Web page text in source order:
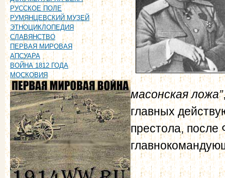
РУССКОЕ ПОЛЕ
РУМЯНЦЕВСКИЙ МУЗЕЙ
ЭТНОЦИКЛОПЕДИЯ
СЛАВЯНСТВО
ПЕРВАЯ МИРОВАЯ
АПСУАРА
ВОЙНА 1812 ГОДА
МОСКОВИЯ
масонская ложа”
главных
престола,